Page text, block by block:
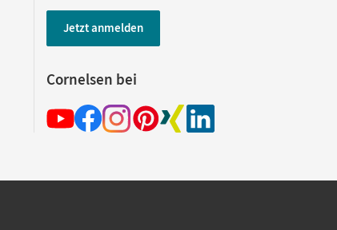
Jetzt anmelden
Cornelsen bei